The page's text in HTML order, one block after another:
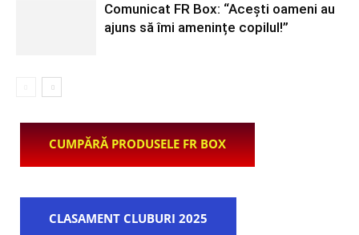
Comunicat FR Box: “Acești oameni au
ajuns să îmi amenințe copilul!”
CUMPĂRĂ PRODUSELE FR BOX
CLASAMENT CLUBURI 2025